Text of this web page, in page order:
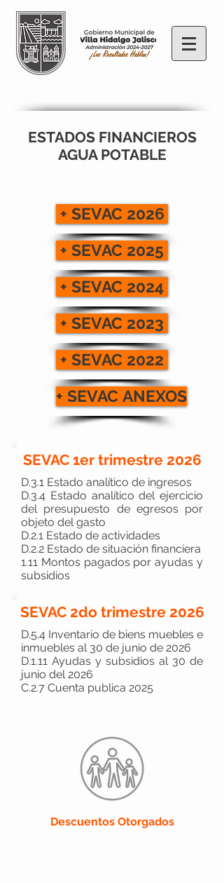
ESTADOS FINANCIEROS
AGUA POTABLE
+ SEVAC 2026
+ SEVAC 2025
+ SEVAC 2024
+ SEVAC 2023
+ SEVAC 2022
+ SEVAC ANEXOS
SEVAC 1er trimestre 2026
D.3.1 Estado analítico de ingresos
D.3.4 Estado analítico del ejercicio
del presupuesto de egresos por
objeto del gasto
D.2.1 Estado de actividades
D.2.2 Estado de situación financiera
1.11 Montos pagados por ayudas y
subsidios
SEVAC 2do trimestre 2026
D.5.4 Inventario de biens muebles e
inmuebles al 30 de junio de 2026
D.1.11 Ayudas y subsidios al 30 de
junio del 2026
C.2.7 Cuenta publica 2025
Descuentos Otorgados